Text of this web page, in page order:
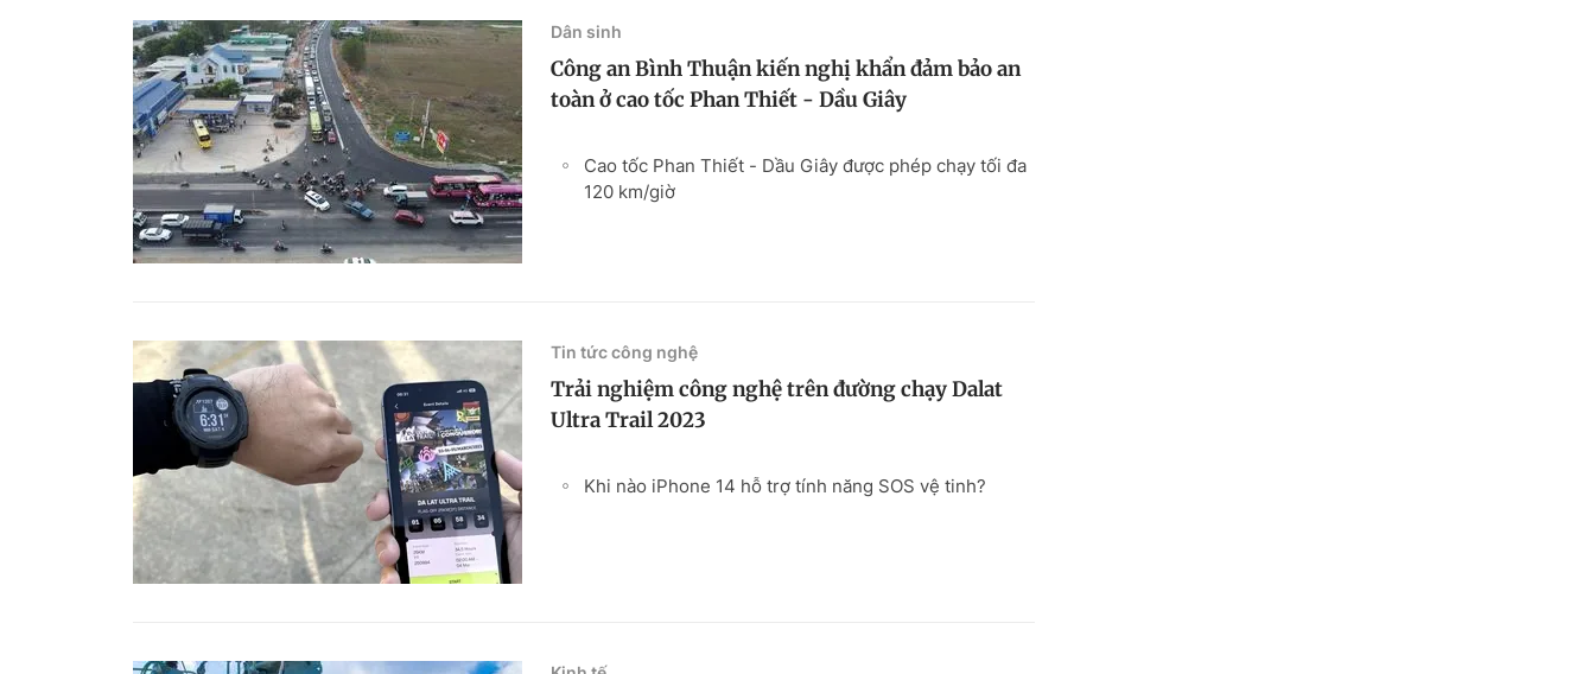
Dân sinh
Công an Bình Thuận kiến nghị khẩn đảm bảo an
toàn ở cao tốc Phan Thiết - Dầu Giây
Cao tốc Phan Thiết - Dầu Giây được phép chạy tối đa
120 km/giờ
Tin tức công nghệ
Trải nghiệm công nghệ trên đường chạy Dalat
Ultra Trail 2023
Khi nào iPhone 14 hỗ trợ tính năng SOS vệ tinh?